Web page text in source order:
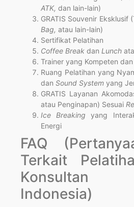
ATK, dan lain-lain)
GRATIS Souvenir Eksklusif
Bag, atau lain-lain)
Sertifikat Pelatihan
Coffee Break dan Lunch
Trainer yang Kompeten
Ruang Pelatihan yang
dan Sound System yang
GRATIS Layanan
atau Penginapan) Sesuai
Ice Breaking yang
Energi
FAQ
Terkait
Konsultan
Indonesia)